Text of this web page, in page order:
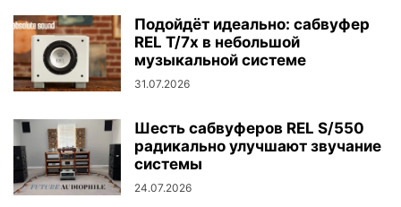
Подойдёт идеально: сабвуфер
REL T/7x в небольшой
музыкальной системе
31.07.2026
Шесть сабвуферов REL S/550
радикально улучшают звучание
системы
24.07.2026